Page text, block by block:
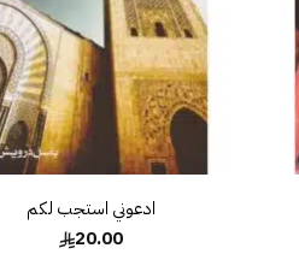
ادعوني استجب لكم
20.00